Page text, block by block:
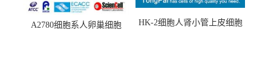
A2780细胞系人卵巢细胞
HK-2细胞人肾小管上皮细胞